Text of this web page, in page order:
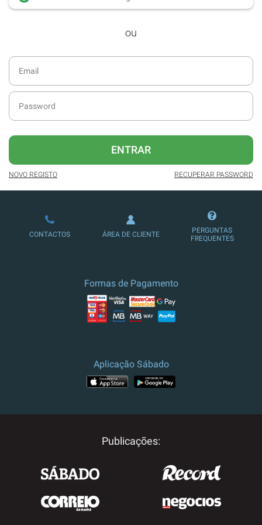
desde dezembro de 2016.
Acesso ao formato digital da SÁBADO
SÁBADO.
diário da atualidade.
publicidade reduzida e não invasiva
no site.
Possibilidade de ler e/ou ouvir artigos.
Ofertas e descontos em produtos,
serviços, eventos desportivos e
ou
ENTRAR
NOVO REGISTO RECUPERAR PASSWORD
CONTACTOS ÁREA DE CLIENTE
PERGUNTAS
FREQUENTES
Formas de Pagamento
Aplicação Sábado
Publicações: